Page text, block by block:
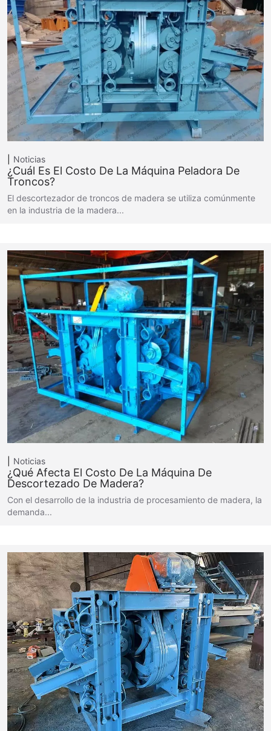
Noticias
¿Cuál Es El Costo De La Máquina Peladora De
Troncos?
El descortezador de troncos de madera se utiliza comúnmente
en la industria de la madera...
Noticias
¿Qué Afecta El Costo De La Máquina De
Descortezado De Madera?
Con el desarrollo de la industria de procesamiento de madera, la
demanda...